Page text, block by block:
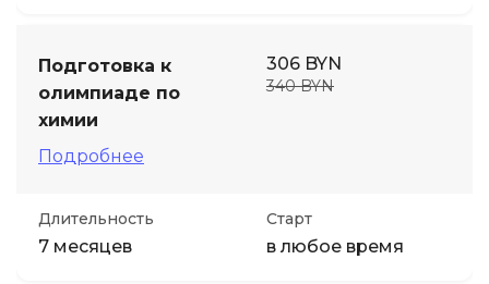
Подготовка к
олимпиаде по
химии
Подробнее
306 BYN
340 BYN
Длительность
7 месяцев
Старт
в любое время